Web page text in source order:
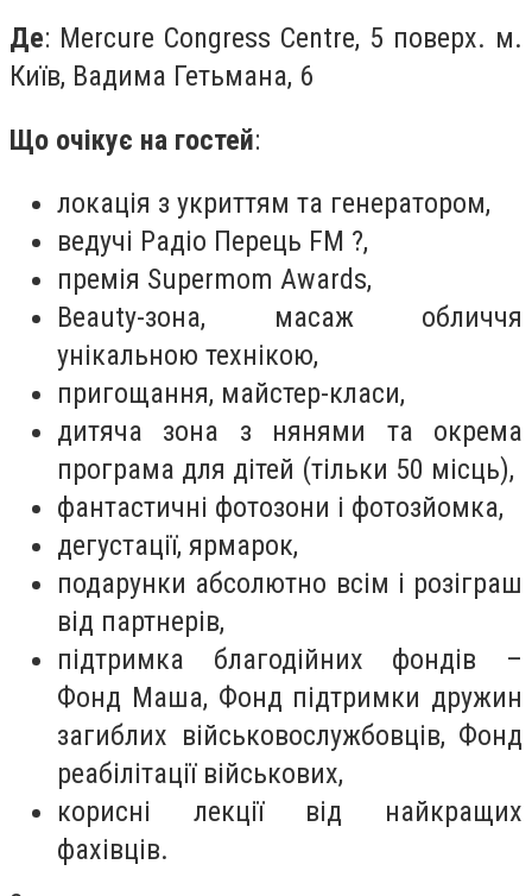
Де: Mercure Congress Centre, 5 поверх. м.
Київ, Вадима Гетьмана, 6
Що очікує на гостей:
локація з укриттям та генератором,
ведучі Радіо Перець FM ?,
премія Supermom Awards,
Beauty-зона, масаж обличчя
унікальною технікою,
пригощання, майстер-класи,
дитяча зона з нянями та окрема
програма для дітей (тільки 50 місць),
фантастичні фотозони і фотозйомка,
дегустації, ярмарок,
подарунки абсолютно всім і розіграш
від партнерів,
підтримка благодійних фондів –
Фонд Маша, Фонд підтримки дружин
загиблих військовослужбовців, Фонд
реабілітації військових,
корисні лекції від найкращих
фахівців.